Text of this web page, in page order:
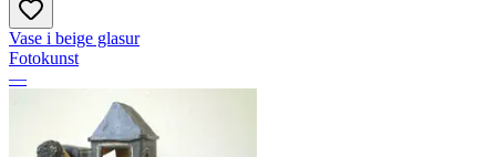
Vase i beige glasur
Fotokunst
—